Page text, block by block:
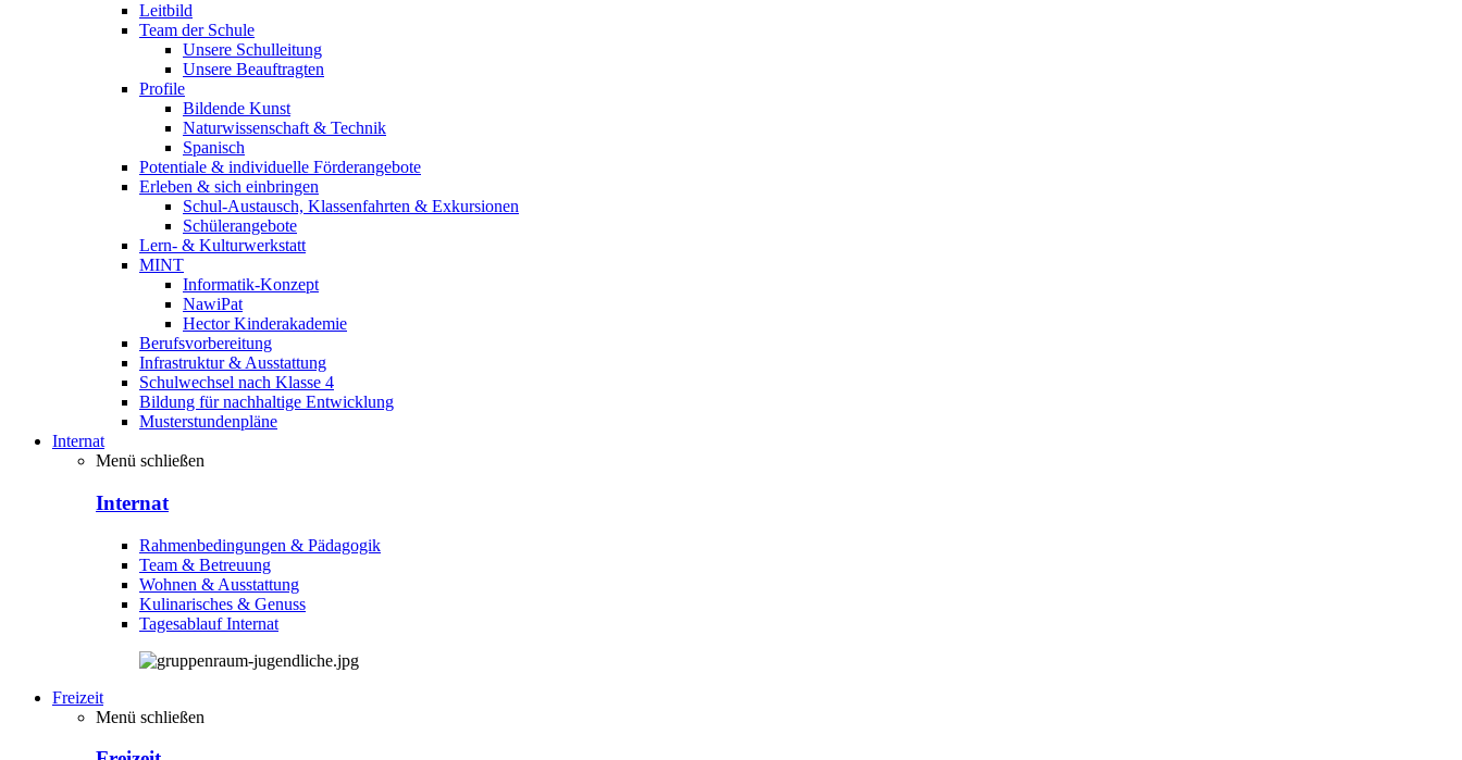
Leitbild
Team der Schule
Unsere Schulleitung
Unsere Beauftragten
Profile
Bildende Kunst
Naturwissenschaft & Technik
Spanisch
Potentiale & individuelle Förderangebote
Erleben & sich einbringen
Schul-Austausch, Klassenfahrten & Exkursionen
Schülerangebote
Lern- & Kulturwerkstatt
MINT
Informatik-Konzept
NawiPat
Hector Kinderakademie
Berufsvorbereitung
Infrastruktur & Ausstattung
Schulwechsel nach Klasse 4
Bildung für nachhaltige Entwicklung
Musterstundenpläne
Internat
Menü schließen
Internat
Rahmenbedingungen & Pädagogik
Team & Betreuung
Wohnen & Ausstattung
Kulinarisches & Genuss
Tagesablauf Internat
Freizeit
Menü schließen